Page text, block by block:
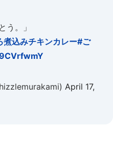
う。」
煮込みチキンカレー#ご
April 17,